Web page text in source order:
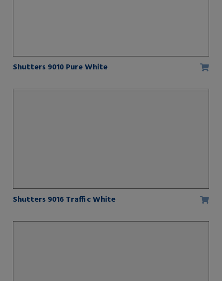
Shutters 9010 Pure White
Shutters 9016 Traffic White